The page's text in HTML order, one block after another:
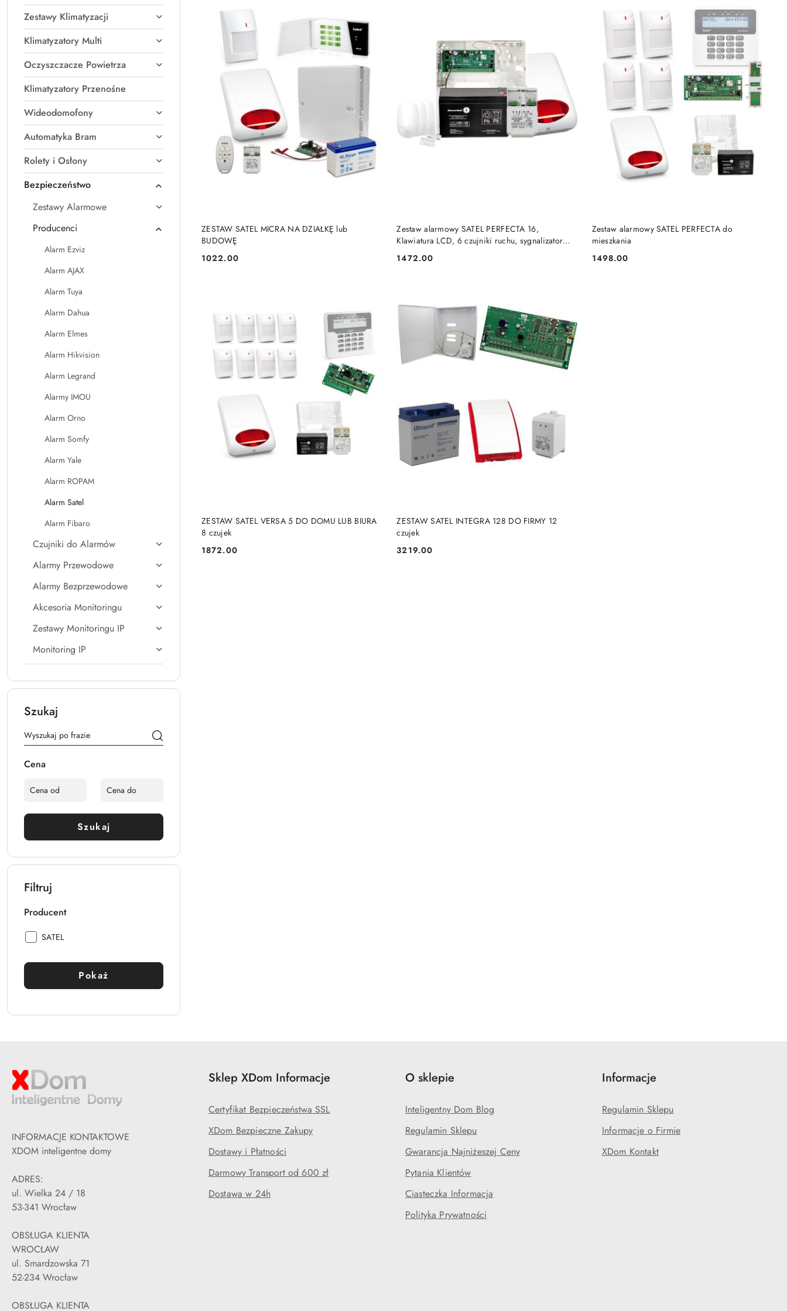
Zestawy Klimatyzacji
Klimatyzatory Multi
Oczyszczacze Powietrza
Klimatyzatory Przenośne
Wideodomofony
Automatyka Bram
Rolety i Osłony
Bezpieczeństwo
Zestawy Alarmowe
Producenci
Alarm Ezviz
Alarm AJAX
Alarm Tuya
Alarm Dahua
Alarm Elmes
Alarm Hikvision
Alarm Legrand
Alarmy IMOU
Alarm Orno
Alarm Somfy
Alarm Yale
Alarm ROPAM
Alarm Satel
Alarm Fibaro
Czujniki do Alarmów
Alarmy Przewodowe
Alarmy Bezprzewodowe
Akcesoria Monitoringu
Zestawy Monitoringu IP
Monitoring IP
Szukaj
Cena
Szukaj
Filtruj
Producent
Producent:
SATEL
Pokaż
ZESTAW SATEL MICRA NA DZIAŁKĘ lub
BUDOWĘ
Cena:
1022.00
Zestaw alarmowy SATEL PERFECTA 16,
Klawiatura LCD, 6 czujniki ruchu, sygnalizator
Cena:
1472.00
Zestaw alarmowy SATEL PERFECTA do
mieszkania
Cena:
1498.00
ZESTAW SATEL VERSA 5 DO DOMU LUB BIURA
8 czujek
Cena:
1872.00
ZESTAW SATEL INTEGRA 128 DO FIRMY 12
czujek
Cena:
3219.00
INFORMACJE KONTAKTOWE
XDOM inteligentne domy
ADRES:
ul. Wielka 24 / 18
53-341 Wrocław
OBSŁUGA KLIENTA
WROCŁAW
ul. Smardzowska 71
52-234 Wrocław
OBSŁUGA KLIENTA
Sklep XDom Informacje
Certyfikat Bezpieczeństwa SSL
XDom Bezpieczne Zakupy
Dostawy i Płatności
Darmowy Transport od 600 zł
Dostawa w 24h
O sklepie
Inteligentny Dom Blog
Regulamin Sklepu
Gwarancja Najniżeszej Ceny
Pytania Klientów
Ciasteczka Informacja
Polityka Prywatności
Informacje
Regulamin Sklepu
Informacje o Firmie
XDom Kontakt